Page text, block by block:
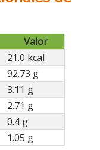
Valor
21.0 kcal
92.73 g
3.11 g
2.71 g
0.4 g
1.05 g